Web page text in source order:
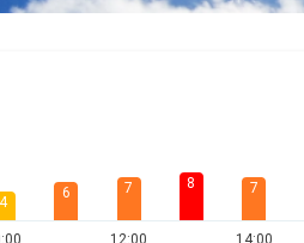
4
6 7
12:00
8 7
14:00